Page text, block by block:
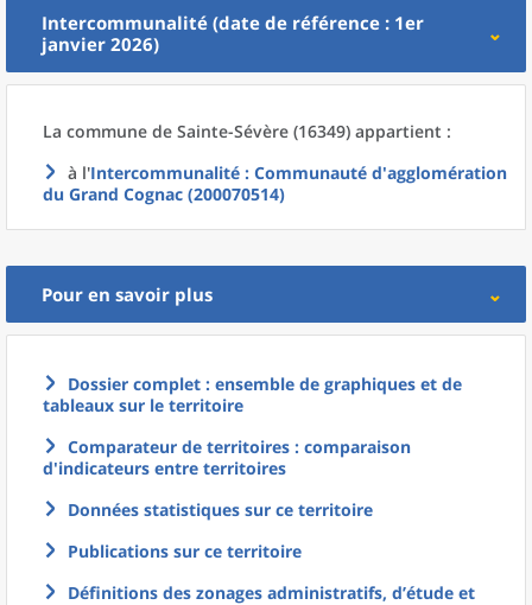
Intercommunalité (date de référence : 1er
janvier 2026)
La commune de Sainte-Sévère (16349) appartient :
à l'Intercommunalité : Communauté d'agglomération
du Grand Cognac (200070514)
Pour en savoir plus
Dossier complet : ensemble de graphiques et de
tableaux sur le territoire
Comparateur de territoires : comparaison
d'indicateurs entre territoires
Données statistiques sur ce territoire
Publications sur ce territoire
Définitions des zonages administratifs, d’étude et